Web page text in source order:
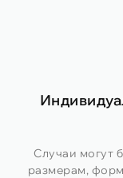
Случаи могут
размерам,